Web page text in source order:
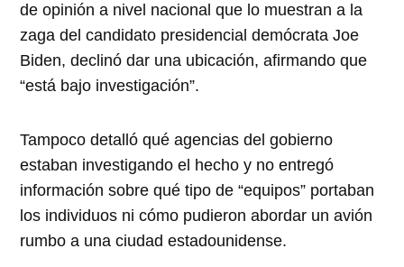
de opinión a nivel nacional que lo muestran a la
zaga del candidato presidencial demócrata Joe
Biden, declinó dar una ubicación, afirmando que
“está bajo investigación”.
Tampoco detalló qué agencias del gobierno
estaban investigando el hecho y no entregó
información sobre qué tipo de “equipos” portaban
los individuos ni cómo pudieron abordar un avión
rumbo a una ciudad estadounidense.